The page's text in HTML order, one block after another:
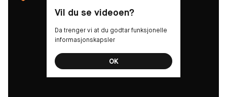
Vil du se videoen?
Da trenger vi at du godtar funksjonelle
informasjonskapsler
OK